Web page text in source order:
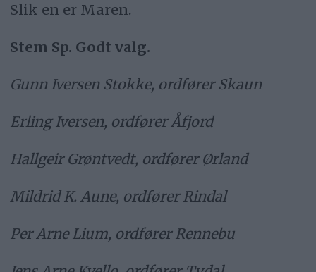
Slik en er Maren.
Stem Sp. Godt valg.
Gunn Iversen Stokke, ordfører Skaun
Erling Iversen, ordfører Åfjord
Hallgeir Grøntvedt, ordfører Ørland
Mildrid K. Aune, ordfører Rindal
Per Arne Lium, ordfører Rennebu